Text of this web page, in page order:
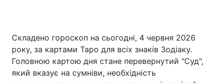
Україна Політика
Економіка Світ
Складено гороскоп на сьогодні, 4 червня 2026
року, за картами Таро для всіх знаків Зодіаку.
Головною картою дня стане перевернутий "Суд",
який вказує на сумніви, необхідність